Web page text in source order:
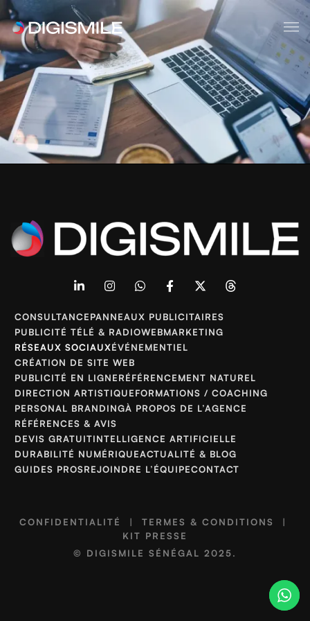
Publicité en ligne
Consultance
WEBMARKETING
Contacts
CONSULTANCEPANNEAUX PUBLICITAIRES
PUBLICITÉ TÉLÉ & RADIOWEBMARKETING
RÉSEAUX SOCIAUXÉVÉNEMENTIEL
CRÉATION DE SITE WEB
PUBLICITÉ EN LIGNERÉFÉRENCEMENT NATUREL
DIRECTION ARTISTIQUEFORMATIONS / COACHING
PERSONAL BRANDINGÀ PROPOS DE L’AGENCE
RÉFÉRENCES & AVIS
DEVIS GRATUITINTELLIGENCE ARTIFICIELLE
DURABILITÉ NUMÉRIQUEACTUALITÉ & BLOG
GUIDES PROSREJOINDRE L’ÉQUIPECONTACT
CONFIDENTIALITÉ | TERMES & CONDITIONS
|
KIT PRESSE
© DIGISMILE SÉNÉGAL 2025.